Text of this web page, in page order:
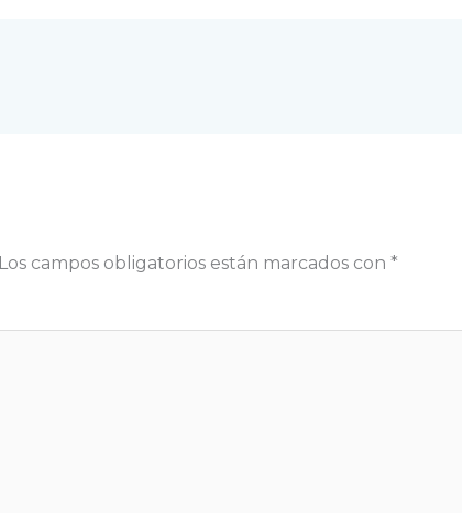
Los campos obligatorios están marcados con *